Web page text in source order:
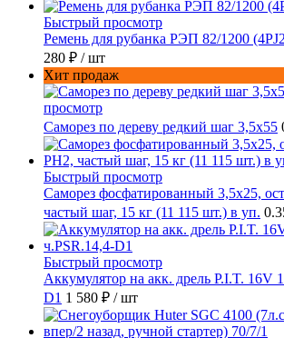
Быстрый просмотр
Ремень для рубанка РЭП 82/1200
280 ₽ / шт
Хит продаж
просмотр
Саморез по дереву редкий шаг 3,5х55
Быстрый просмотр
Саморез фосфатированный 3,5х25,
частый шаг, 15 кг (11 115 шт.) в уп.
Быстрый просмотр
Аккумулятор на акк. дрель P.I.T. 16V
D1 1 580 ₽ / шт